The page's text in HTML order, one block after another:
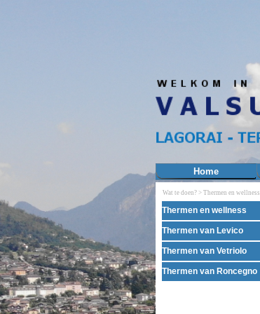
Home
Wat te doen? >Thermen en wellness
Menu overslaan
Thermen en wellness
Thermen van Levico
Thermen van Vetriolo
Thermen van Roncegno